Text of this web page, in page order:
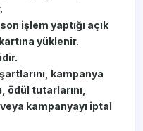
işlem yaptığı açık
yüklenir.
kampanya
ödül tutarlarını,
kampanyayı iptal